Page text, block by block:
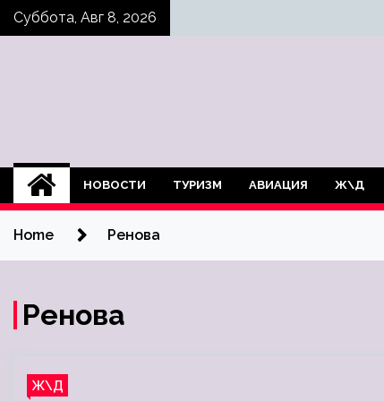
SkipСуббота, Авг 8, 2026
НОВОСТИ ТУРИЗМ АВИАЦИЯ Ж\Д
Home Ренова
Ренова
Ж\Д